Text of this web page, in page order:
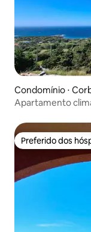
Condomínio ⋅
Apartamento
Preferido dos
Preferido dos